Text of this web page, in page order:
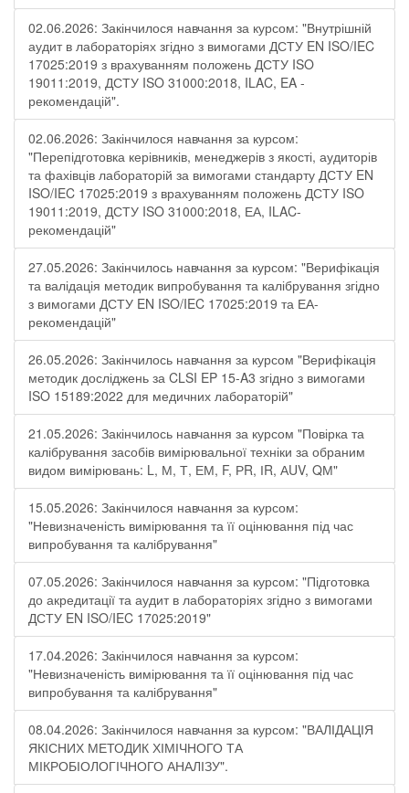
02.06.2026: Закінчилося навчання за курсом: "Внутрішній
аудит в лабораторіях згідно з вимогами ДСТУ EN ISO/IEC
17025:2019 з врахуванням положень ДСТУ ISO
19011:2019, ДСТУ ISO 31000:2018, ILAC, EA -
рекомендацій".
02.06.2026: Закінчилося навчання за курсом:
"Перепідготовка керівників, менеджерів з якості, аудиторів
та фахівців лабораторій за вимогами стандарту ДСТУ EN
ISO/IEC 17025:2019 з врахуванням положень ДСТУ ISO
19011:2019, ДСТУ ISO 31000:2018, ЕА, ILAC-
рекомендацій"
27.05.2026: Закінчилось навчання за курсом: "Верифікація
та валідація методик випробування та калібрування згідно
з вимогами ДСТУ EN ISO/IEC 17025:2019 та ЕА-
рекомендацій"
26.05.2026: Закінчилось навчання за курсом "Верифікація
методик досліджень за CLSI EP 15-A3 згідно з вимогами
ISO 15189:2022 для медичних лабораторій"
21.05.2026: Закінчилось навчання за курсом "Повірка та
калібрування засобів вимірювальної техніки за обраним
видом вимірювань: L, М, Т, ЕМ, F, РR, ІR, АUV, QМ"
15.05.2026: Закінчилося навчання за курсом:
"Невизначеність вимірювання та її оцінювання під час
випробування та калібрування"
07.05.2026: Закінчилося навчання за курсом: "Підготовка
до акредитації та аудит в лабораторіях згідно з вимогами
ДСТУ EN ISO/IEC 17025:2019"
17.04.2026: Закінчилося навчання за курсом:
"Невизначеність вимірювання та її оцінювання під час
випробування та калібрування"
08.04.2026: Закінчилося навчання за курсом: "ВАЛІДАЦІЯ
ЯКІСНИХ МЕТОДИК ХІМІЧНОГО ТА
МІКРОБІОЛОГІЧНОГО АНАЛІЗУ".